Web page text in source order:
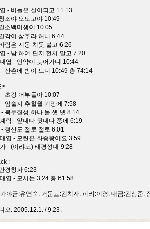
- 버들은 실이되고 11:13
조야 오도고야 10:49
소백미생이 10:05
각이 삼추라 허니 6:44
람은 지동 치듯 불고 6:26
- 남 하여 편지 전치 말고 7:20
엽 - 언약이 늦어가니 10:44
산촌에 밤이 드니 10:49 총 74:14
>
초강 어부들아 10:07
임술지 추칠월 기망에 7:58
북두칠성 하나 둘 셋 넷 8:14
락 - 앞내나 뒷내나 중에 6:19
청산도 절로 절로 6:01
엽 - 모란은 화중왕이요 3:59
- (이랴도) 태평성대 9:28
:
경창파 6:23
엽 - 모시는 3:24 총 61:58
야금:유연숙. 거문고:김치자. 피리:이영. 대금:김상준.
오. 2005.12.1. / 9.23.